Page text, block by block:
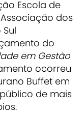
Escola de
dos
do
em Gestão
ocorreu
Buffet em
de mais